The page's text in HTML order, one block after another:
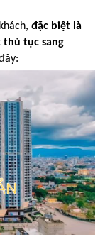
đặc biệt là
thủ tục sang